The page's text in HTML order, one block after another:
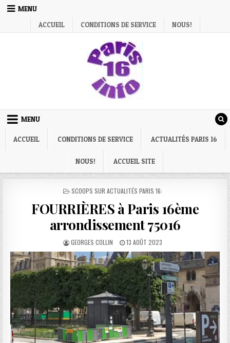
Skip
MENU
ACCUEIL
CONDITIONS DE SERVICE NOUS!
MENU
ACCUEIL CONDITIONS DE SERVICE ACTUALITÉS PARIS 16
NOUS! ACCUEIL SITE
POSTED
SCOOPS SUR ACTUALITÉS PARIS 16:
FOURRIÈRES à Paris 16ème
arrondissement 75016
AUTHOR:
GEORGES COLLIN
PUBLISHED
DATE:
13 AOÛT 2023